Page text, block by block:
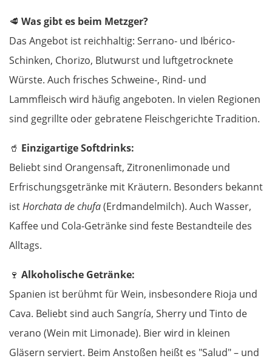
🥩 Was gibt es beim Metzger?
Das Angebot ist reichhaltig: Serrano- und Ibérico-
Schinken, Chorizo, Blutwurst und luftgetrocknete
Würste. Auch frisches Schweine-, Rind- und
Lammfleisch wird häufig angeboten. In vielen Regionen
sind gegrillte oder gebratene Fleischgerichte Tradition.
🥤 Einzigartige Softdrinks:
Beliebt sind Orangensaft, Zitronenlimonade und
Erfrischungsgetränke mit Kräutern. Besonders bekannt
istHorchata de chufa(Erdmandelmilch). Auch Wasser,
Kaffee und Cola-Getränke sind feste Bestandteile des
Alltags.
🍷 Alkoholische Getränke:
Spanien ist berühmt für Wein, insbesondere Rioja und
Cava. Beliebt sind auch Sangría, Sherry und Tinto de
verano (Wein mit Limonade). Bier wird in kleinen
Gläsern serviert. Beim Anstoßen heißt es "Salud" – und
Ferrara
Forlì
Pesaro
Pescara
Vieste
Foggia
Salerno